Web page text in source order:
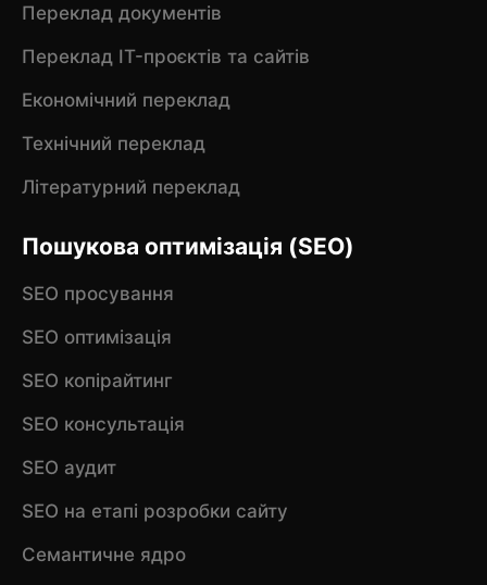
Переклад документів
Переклад IT-проєктів та сайтів
Економічний переклад
Технічний переклад
Літературний переклад
Пошукова оптимізація (SEO)
SEO просування
SEO оптимізація
SEO копірайтинг
SEO консультація
SEO аудит
SEO на етапі розробки сайту
Семантичне ядро